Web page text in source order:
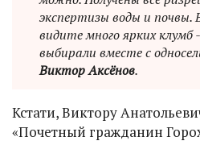
экспертизы воды и почвы.
видите много ярких
выбирали вместе с
Виктор Аксёнов.
Кстати, Виктору
«Почетный гражданин